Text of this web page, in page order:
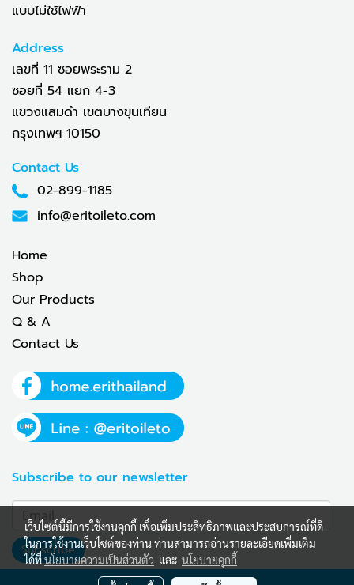
แบบไม่ใช้ไฟฟ้า
Address
เลขที่ 11 ซอยพระราม 2
ซอยที่ 54 แยก 4-3
แขวงแสมดำ เขตบางขุนเทียน
กรุงเทพฯ 10150
Contact Us
02-899-1185
info@eritoileto.com
Home
Shop
Our Products
Q & A
Contact Us
Subscribe to our newsletter
Subscribe
เว็บไซต์นี้มีการใช้งานคุกกี้ เพื่อเพิ่มประสิทธิภาพและประสบการณ์ที่ดี
ในการใช้งานเว็บไซต์ของท่าน ท่านสามารถอ่านรายละเอียดเพิ่มเติม
ได้ที่นโยบายความเป็นส่วนตัว และ นโยบายคุกกี้